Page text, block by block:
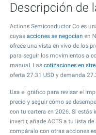
Descripción de
Actions Semiconductor Co es
cuyas acciones se negocian en
ofrece una vista en vivo de los
para seguir los movimientos a
manual. Las cotizaciones en
oferta 27.31 USD y demanda
Usa el gráfico para revisar el
precio y seguir cómo se
con tu cartera en 2026. Si estás
invertir, añade ACTS a tu lista
compáralo con otras acciones